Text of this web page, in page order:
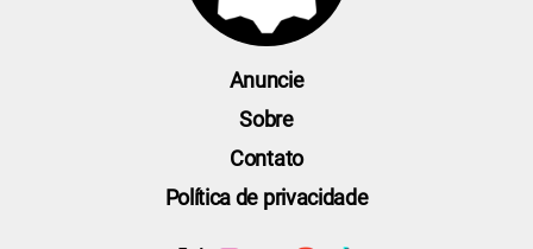
Anuncie
Sobre
Contato
Política de privacidade